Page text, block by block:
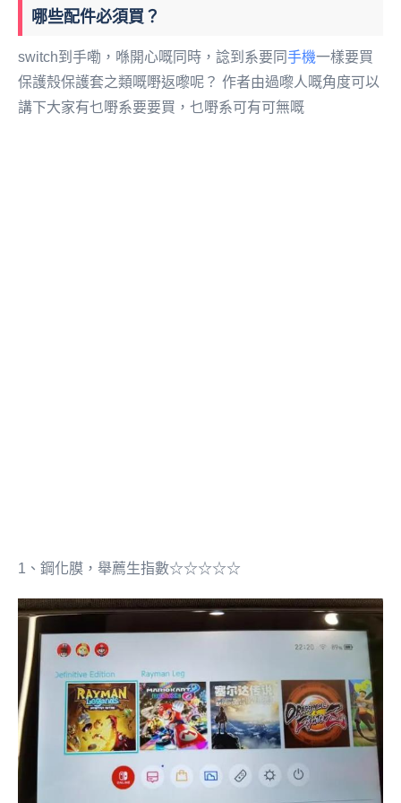
哪些配件必須買？
switch到手嘞，喺開心嘅同時，諗到系要同 手機一樣要買
保護殼保護套之類嘅嘢返嚟呢？ 作者由過嚟人嘅角度可以
講下大家有乜嘢系要要買，乜嘢系可有可無嘅
1、鋼化膜，舉薦生指數☆☆☆☆☆